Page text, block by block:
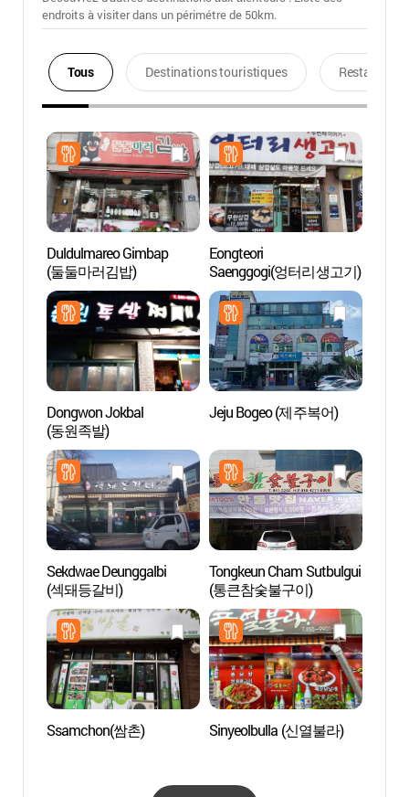
endroits à visiter dans un périmétre de 50km.
Tous Destinations touristiques Restaurants
Duldulmareo Gimbap
(둘둘마러김밥)
Eongteori
Saenggogi(엉터리생고기)
Dongwon Jokbal
(동원족발)
Jeju Bogeo (제주복어)
Sekdwae Deunggalbi
(섹돼등갈비)
Tongkeun Cham Sutbulgui
(통큰참숯불구이)
Ssamchon(쌈촌) Sinyeolbulla (신열불라)